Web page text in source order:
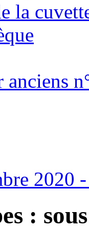
la
anciens
2020
: